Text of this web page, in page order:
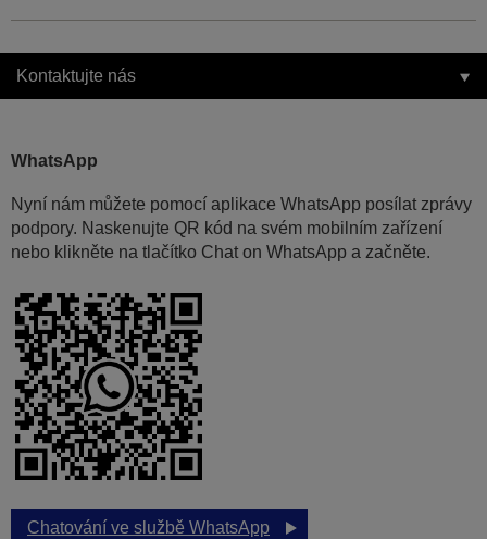
Kontaktujte nás
WhatsApp
Nyní nám můžete pomocí aplikace WhatsApp posílat zprávy
podpory. Naskenujte QR kód na svém mobilním zařízení
nebo klikněte na tlačítko Chat on WhatsApp a začněte.
Chatování ve službě WhatsApp